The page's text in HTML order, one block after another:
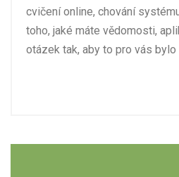
cvičení online, chování
toho, jaké máte vědomosti,
otázek tak, aby to pro vás bylo